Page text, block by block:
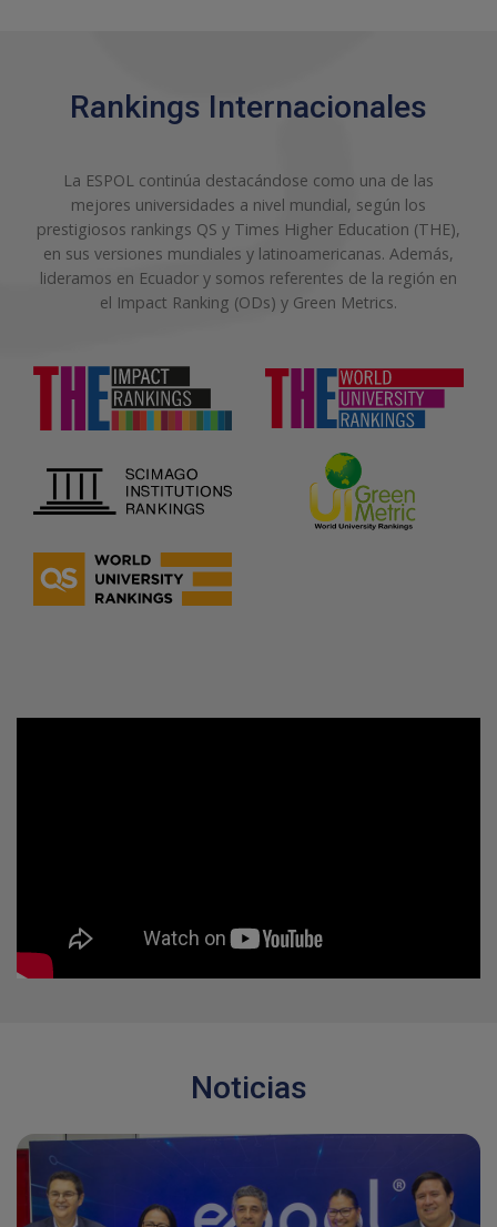
Rankings Internacionales
La ESPOL continúa destacándose como una de las
mejores universidades a nivel mundial, según los
prestigiosos rankings QS y Times Higher Education (THE),
en sus versiones mundiales y latinoamericanas. Además,
lideramos en Ecuador y somos referentes de la región en
el Impact Ranking (ODs) y Green Metrics.
Noticias
Imagen